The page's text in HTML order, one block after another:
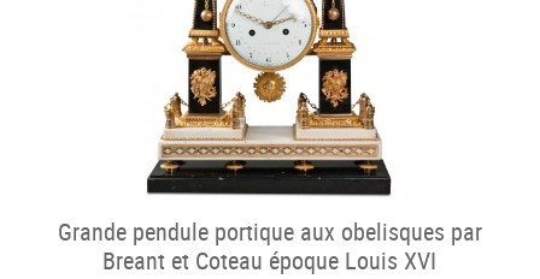
Grande pendule portique aux obelisques par
Breant et Coteau époque Louis XVI